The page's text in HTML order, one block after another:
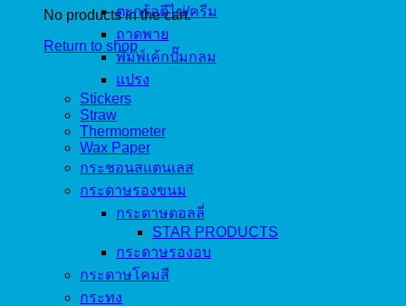
No products in the cart.
Return to shop
ตะกร้อตีไข่/ครีม
ถาดพาย
พิมพ์เค้กปั๊มกลม
แปรง
Stickers
Straw
Thermometer
Wax Paper
กระชอนสแตนเลส
กระดาษรองขนม
กระดาษดอลลี่
STAR PRODUCTS
กระดาษรองอบ
กระดาษโคมสี
กระทง